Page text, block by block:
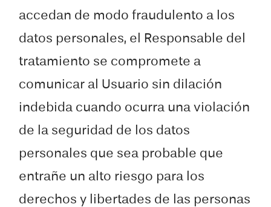
accedan de modo fraudulento a los
datos personales, el Responsable del
tratamiento se compromete a
comunicar al Usuario sin dilación
indebida cuando ocurra una violación
de la seguridad de los datos
personales que sea probable que
entrañe un alto riesgo para los
derechos y libertades de las personas